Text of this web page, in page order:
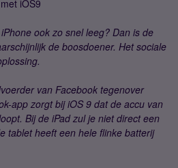
iOS9
ook zo snel leeg? Dan is de
de boosdoener. Het sociale
van Facebook tegenover
app zorgt bij iOS 9 dat de accu van
Bij de iPad zul je niet direct een
tablet heeft een hele flinke batterij